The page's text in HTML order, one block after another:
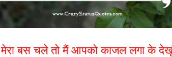
मेरा बस चले तो मैं आपको काजल लगा के